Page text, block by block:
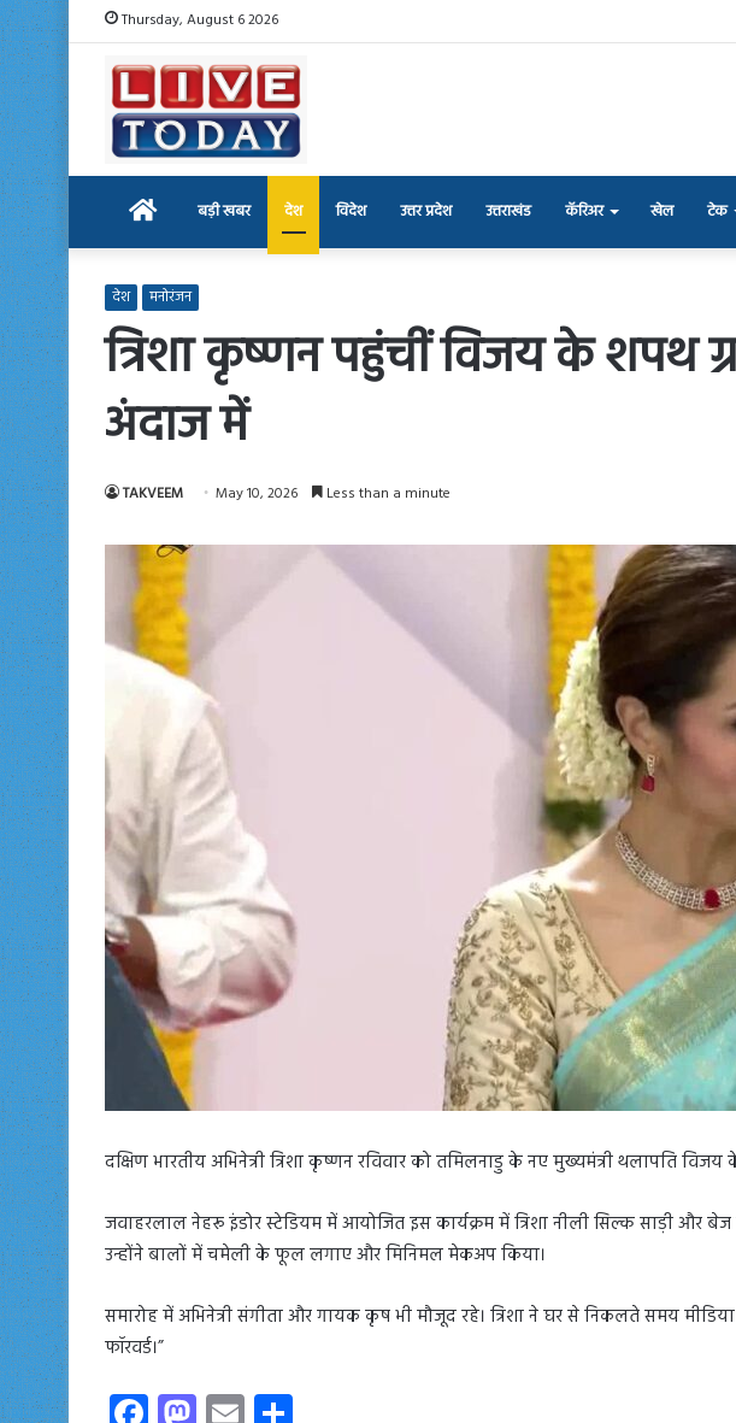
Thursday, August 6 2026
Home बड़ी खबर देश विदेश उत्तर प्रदेश उत्तराखंड कॅरिअर खेल टेक
देश मनोरंजन
त्रिशा कृष्णन पहुंचीं विजय के शपथ
अंदाज में
TAKVEEM May 10, 2026 Less than a minute
दक्षिण भारतीय अभिनेत्री त्रिशा कृष्णन रविवार को तमिलनाडु के नए मुख्यमंत्री थलापति
जवाहरलाल नेहरू इंडोर स्टेडियम में आयोजित इस कार्यक्रम में त्रिशा नीली सिल्क साड़ी और
उन्होंने बालों में चमेली के फूल लगाए और मिनिमल मेकअप किया।
समारोह में अभिनेत्री संगीता और गायक कृष भी मौजूद रहे। त्रिशा ने घर से निकलते समय
फॉरवर्ड।”